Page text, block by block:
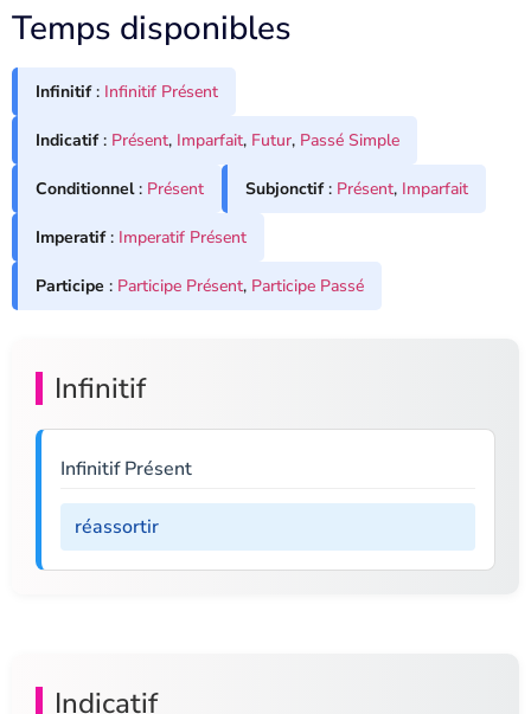
Temps disponibles
Infinitif: Infinitif Présent
Indicatif: Présent, Imparfait, Futur, Passé Simple
Conditionnel: Présent Subjonctif: Présent, Imparfait
Imperatif: Imperatif Présent
Participe : Participe Présent, Participe Passé
Infinitif
Infinitif Présent
réassortir
Indicatif